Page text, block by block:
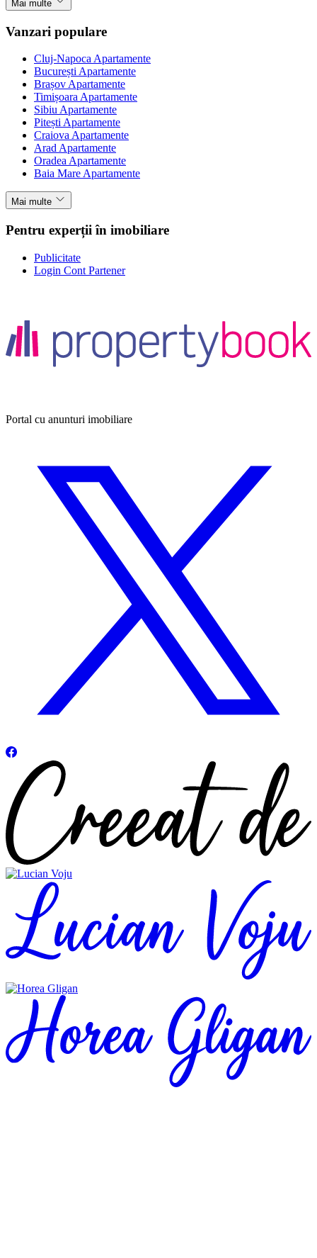
Mai multe
Vanzari populare
Cluj-Napoca Apartamente
București Apartamente
Brașov Apartamente
Timișoara Apartamente
Sibiu Apartamente
Pitești Apartamente
Craiova Apartamente
Arad Apartamente
Oradea Apartamente
Baia Mare Apartamente
Mai multe
Pentru experții în imobiliare
Publicitate
Login Cont Partener
Portal cu anunturi imobiliare